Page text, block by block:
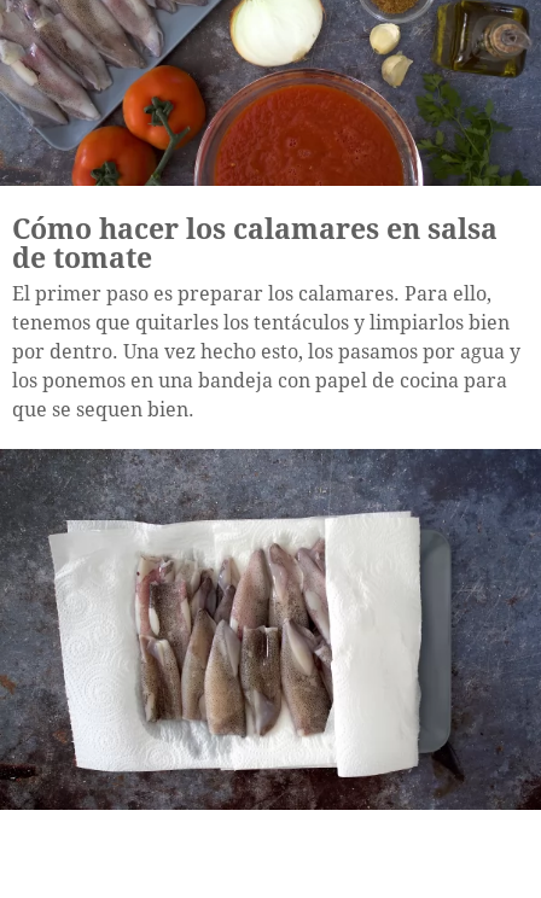
Cómo hacer los calamares en salsa
de tomate
El primer paso es preparar los calamares. Para ello,
tenemos que quitarles los tentáculos y limpiarlos bien
por dentro. Una vez hecho esto, los pasamos por agua y
los ponemos en una bandeja con papel de cocina para
que se sequen bien.